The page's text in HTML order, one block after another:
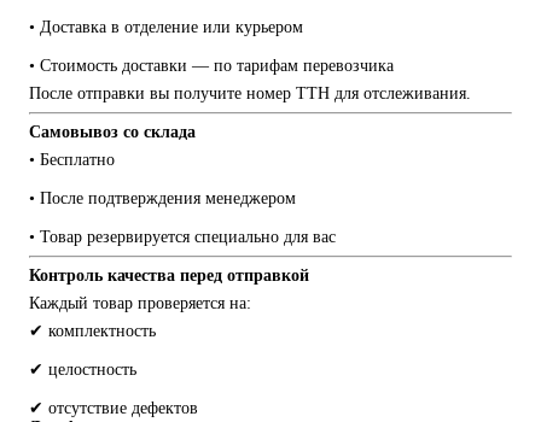
• Доставка в отделение или курьером
• Стоимость доставки — по тарифам перевозчика
После отправки вы получите номер ТТН для отслеживания.
Самовывоз со склада
• Бесплатно
• После подтверждения менеджером
• Товар резервируется специально для вас
Контроль качества перед отправкой
Каждый товар проверяется на:
✔ комплектность
✔ целостность
✔ отсутствие дефектов